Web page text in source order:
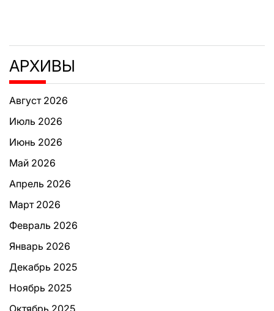
АРХИВЫ
Август 2026
Июль 2026
Июнь 2026
Май 2026
Апрель 2026
Март 2026
Февраль 2026
Январь 2026
Декабрь 2025
Ноябрь 2025
Октябрь 2025